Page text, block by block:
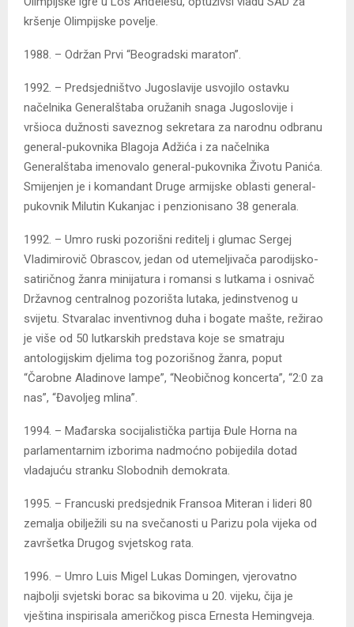
kršenje Olimpijske povelje.
1988. – Održan Prvi “Beogradski maraton”.
1992. – Predsjedništvo Jugoslavije usvojilo ostavku
načelnika Generalštaba oružanih snaga Jugoslovije i
vršioca dužnosti saveznog sekretara za narodnu odbranu
general-pukovnika Blagoja Adžića i za načelnika
Generalštaba imenovalo general-pukovnika Životu Panića.
Smijenjen je i komandant Druge armijske oblasti general-
pukovnik Milutin Kukanjac i penzionisano 38 generala.
1992. – Umro ruski pozorišni reditelj i glumac Sergej
Vladimirovič Obrascov, jedan od utemeljivača parodijsko-
satiričnog žanra minijatura i romansi s lutkama i osnivač
Državnog centralnog pozorišta lutaka, jedinstvenog u
svijetu. Stvaralac inventivnog duha i bogate mašte, režirao
je više od 50 lutkarskih predstava koje se smatraju
antologijskim djelima tog pozorišnog žanra, poput
“Čarobne Aladinove lampe”, “Neobičnog koncerta”, “2:0 za
nas”, “Đavoljeg mlina”.
1994. – Mađarska socijalistička partija Đule Horna na
parlamentarnim izborima nadmoćno pobijedila dotad
vladajuću stranku Slobodnih demokrata.
1995. – Francuski predsjednik Fransoa Miteran i lideri 80
zemalja obilježili su na svečanosti u Parizu pola vijeka od
završetka Drugog svjetskog rata.
1996. – Umro Luis Migel Lukas Domingen, vjerovatno
najbolji svjetski borac sa bikovima u 20. vijeku, čija je
vještina inspirisala američkog pisca Ernesta Hemingveja.